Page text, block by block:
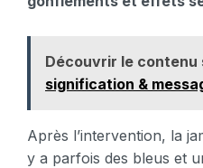
Découvrir le contenu
signification &
Après l’intervention, la
y a parfois des bleus et